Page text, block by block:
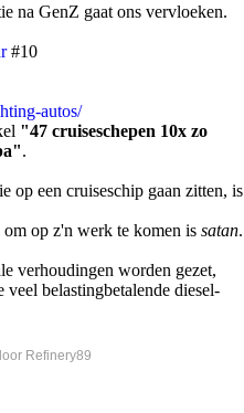
na GenZ gaat ons vervloeken.
#10
autos/
"47 cruiseschepen 10x zo
.
op een cruiseschip gaan zitten, is
op z'n werk te komen is satan.
verhoudingen worden gezet,
belastingbetalende diesel-
Refinery89